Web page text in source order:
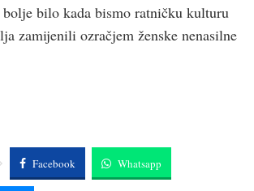
bilo kada bismo ratničku kulturu
zamijenili ozračjem ženske nenasilne
Facebook Whatsapp